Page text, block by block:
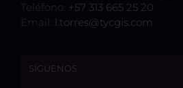
Teléfono: +57 313 665 25 20
Email: l.torres@tycgis.com
SÍGUENOS